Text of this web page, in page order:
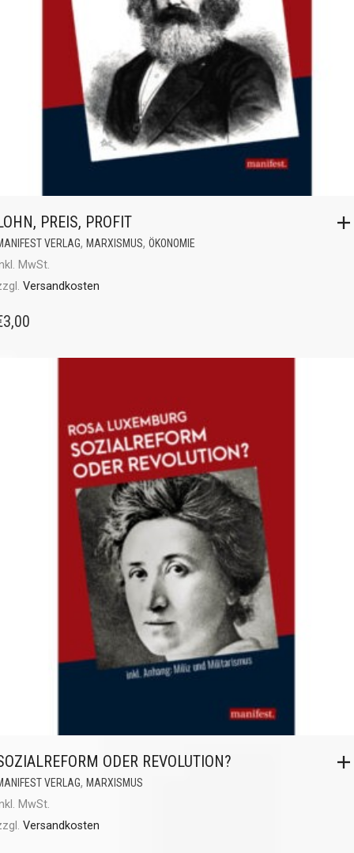
PREIS, PROFIT
VERLAG, MARXISMUS, ÖKONOMIE
MwSt.
Versandkosten
3,00
ODER REVOLUTION?
VERLAG, MARXISMUS
MwSt.
Versandkosten